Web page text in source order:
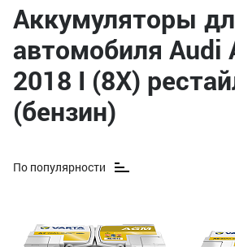
Аккумуляторы
автомобиля Audi
2018 I (8X)
(бензин)
По популярности